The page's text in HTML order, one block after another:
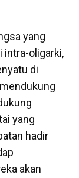
yang
intra-oligarki,
di
yang
hadir
akan